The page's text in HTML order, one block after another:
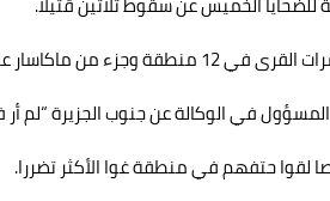
من ماكاسار عاصمة الجزيرة.
في الوكالة عن جنوب الجزيرة “لم أر